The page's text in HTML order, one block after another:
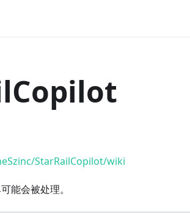
StarRailCopilot/wiki
能会被处理。